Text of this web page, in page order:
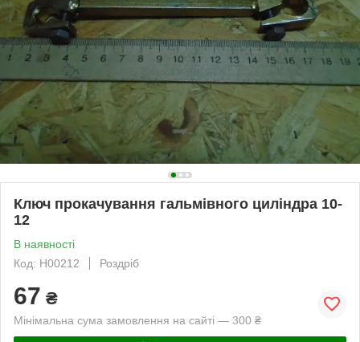
Ключ прокачування гальмівного циліндра 10-
12
В наявності
Код: Н00212
Роздріб
67 ₴
Мінімальна сума замовлення на сайті — 300 ₴